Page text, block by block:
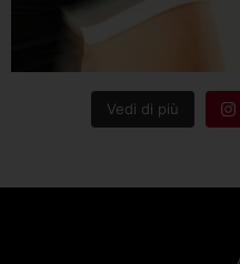
Vedi di più